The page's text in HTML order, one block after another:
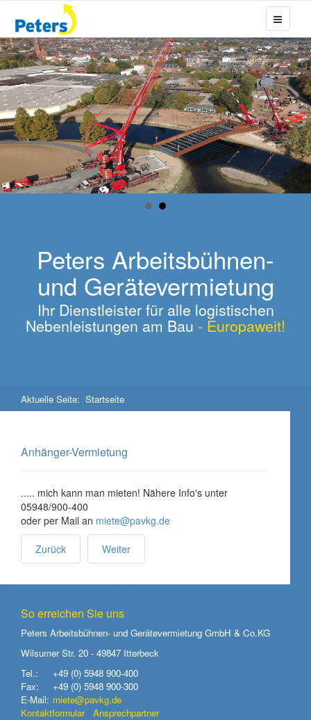
Peters Arbeitsbühnen-
und Gerätevermietung
Ihr Dienstleister für alle logistischen
Nebenleistungen am Bau - Europaweit!
Aktuelle Seite: Startseite
Anhänger-Vermietung
..... mich kann man mieten! Nähere Info's unter
05948/900-400
oder per Mail an miete@pavkg.de
Zurück Weiter
So erreichen Sie uns
Peters Arbeitsbühnen- und Gerätevermietung GmbH & Co.KG
Wilsumer Str. 20 - 49847 Itterbeck
Tel.:
+49 (0) 5948 900-400
Fax:
+49 (0) 5948 900-300
E-Mail: miete@pavkg.de
Kontaktformular
Ansprechpartner